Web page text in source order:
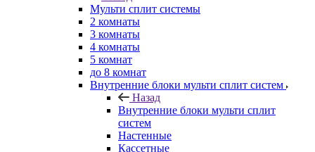
Мульти сплит системы
2 комнаты
3 комнаты
4 комнаты
5 комнат
до 8 комнат
Внутренние блоки мульти сплит систем
Назад
Внутренние блоки мульти сплит
систем
Настенные
Кассетные